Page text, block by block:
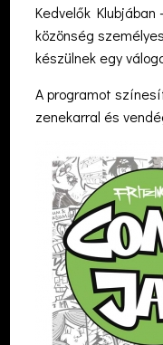
Kedvelők
közönség
készülnek egy
A programot
zenekarral és